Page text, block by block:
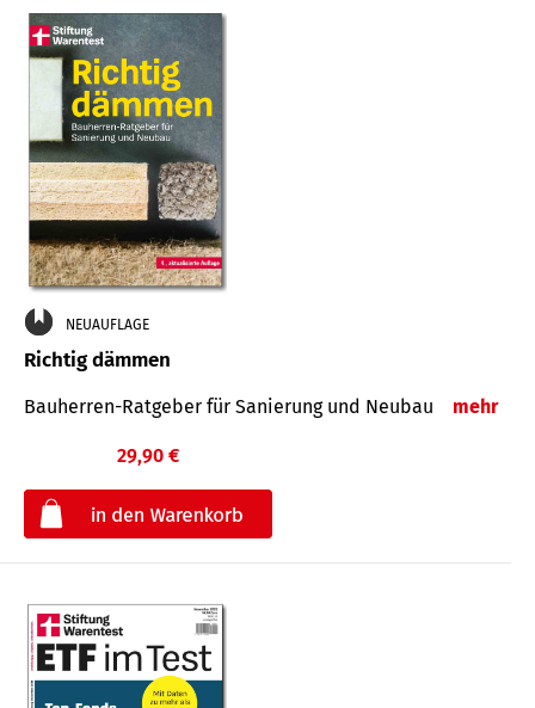
NEUAUFLAGE
Richtig dämmen
Bauherren-Ratgeber für Sanierung und Neubau mehr
29,90 €